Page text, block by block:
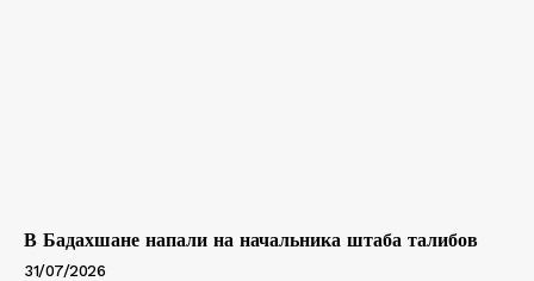
В Бадахшане напали на начальника штаба талибов
31/07/2026